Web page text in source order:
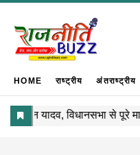
HOME राष्ट्रीय अंतराष्ट्रीय